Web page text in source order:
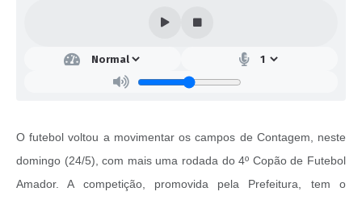
O futebol voltou a movimentar os campos de Contagem, neste
domingo (24/5), com mais uma rodada do 4º Copão de Futebol
Amador. A competição, promovida pela Prefeitura, tem o